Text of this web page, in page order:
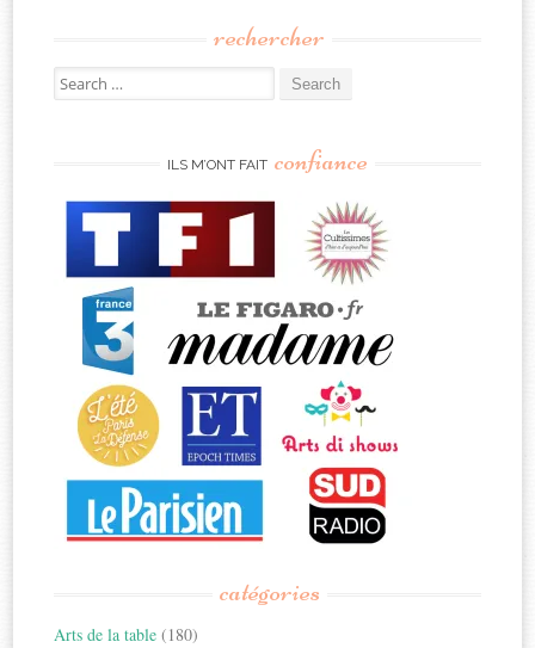
rechercher
Search
for:
ILS M’ONT FAIT confiance
catégories
Arts de la table (180)